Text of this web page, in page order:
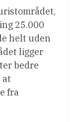
25.000
helt uden
ligger
bedre
at
fra